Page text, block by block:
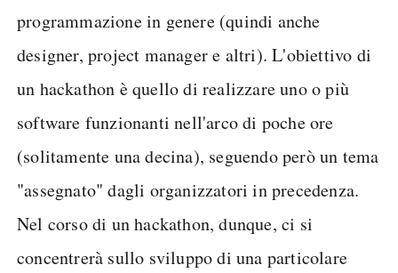
programmazione in genere (quindi anche
designer, project manager e altri). L'obiettivo di
un hackathon è quello di realizzare uno o più
software funzionanti nell'arco di poche ore
(solitamente una decina), seguendo però un tema
"assegnato" dagli organizzatori in precedenza.
Nel corso di un hackathon, dunque, ci si
concentrerà sullo sviluppo di una particolare